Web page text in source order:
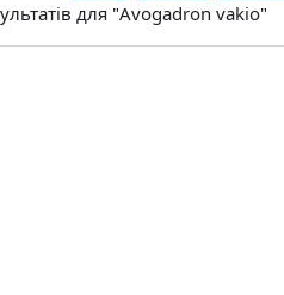
для "Avogadron vakio"